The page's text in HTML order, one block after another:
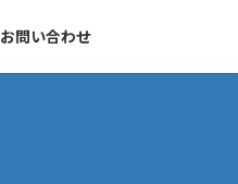
お問い合わせ